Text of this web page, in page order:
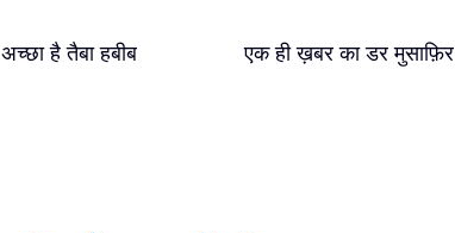
अच्छा है तैबा हबीब एक ही ख़बर का डर मुसाफ़िर